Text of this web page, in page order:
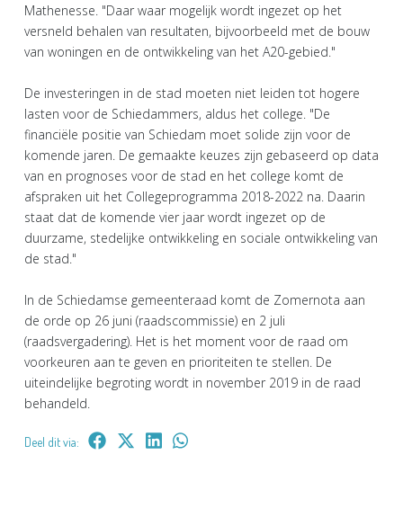
Mathenesse. "Daar waar mogelijk wordt ingezet op het
versneld behalen van resultaten, bijvoorbeeld met de bouw
van woningen en de ontwikkeling van het A20-gebied."
De investeringen in de stad moeten niet leiden tot hogere
lasten voor de Schiedammers, aldus het college. "De
financiële positie van Schiedam moet solide zijn voor de
komende jaren. De gemaakte keuzes zijn gebaseerd op data
van en prognoses voor de stad en het college komt de
afspraken uit het Collegeprogramma 2018-2022 na. Daarin
staat dat de komende vier jaar wordt ingezet op de
duurzame, stedelijke ontwikkeling en sociale ontwikkeling van
de stad."
In de Schiedamse gemeenteraad komt de Zomernota aan
de orde op 26 juni (raadscommissie) en 2 juli
(raadsvergadering). Het is het moment voor de raad om
voorkeuren aan te geven en prioriteiten te stellen. De
uiteindelijke begroting wordt in november 2019 in de raad
behandeld.
Deel dit via: